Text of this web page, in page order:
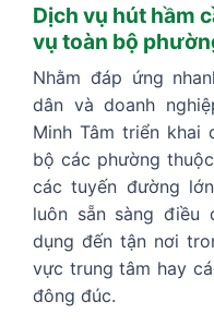
Dịch vụ hút hầm
vụ toàn bộ
Nhằm đáp ứng
dân và doanh
Minh Tâm triển khai
bộ các phường
các tuyến đường
luôn sẵn sàng điều
dụng đến tận nơi
vực trung tâm hay
đông đúc.